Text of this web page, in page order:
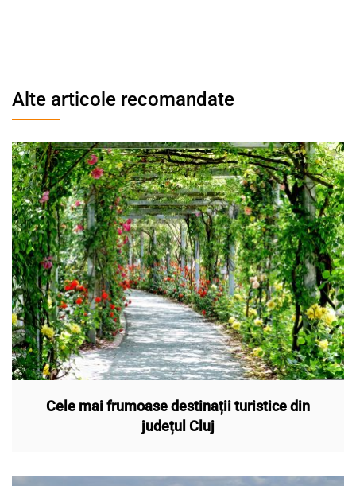
Alte articole recomandate
Cele mai frumoase destinații turistice din
județul Cluj